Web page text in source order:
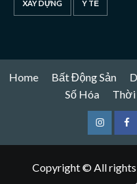
XÂY DỰNG Y TẾ
Home Bất Động Sản
Số Hóa
Thời
Copyright © All rights